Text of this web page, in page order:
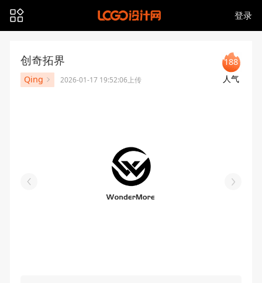
登录
创奇拓界
Qing 2026-01-17 19:52:06上传
188
人气